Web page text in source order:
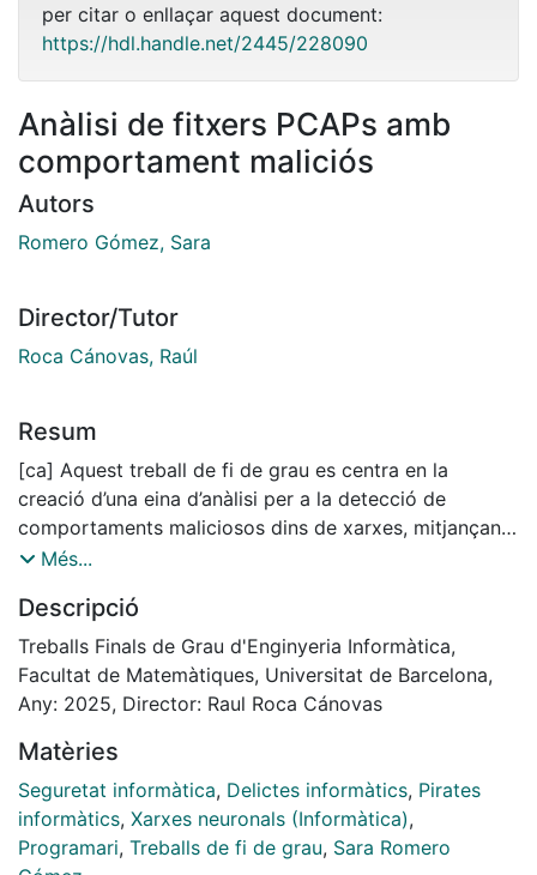
per citar o enllaçar aquest document:
https://hdl.handle.net/2445/228090
Anàlisi de fitxers PCAPs amb
comportament maliciós
Autors
Romero Gómez, Sara
Director/Tutor
Roca Cánovas, Raúl
Resum
[ca] Aquest treball de fi de grau es centra en la
creació d’una eina d’anàlisi per a la detecció de
comportaments maliciosos dins de xarxes, mitjançant
l’anàlisi de fitxers PCAP. Amb l’augment de les
eines eficaces per identificar i prevenir atacs com
escanejos de ports, atacs DDoS, exfiltració de dades i
altres comportaments sospitosos que poden
amenaçar la integritat d’una xarxa.
Per aquest motiu, l’objectiu principal d’aquest projecte
ha estat dissenyar i desenvolupar una eina que permeti
detectar de manera automàtica aquests
comportaments a partir de l’anàlisi de fitxers PCAP.
Més...
Descripció
Treballs Finals de Grau d'Enginyeria Informàtica,
Facultat de Matemàtiques, Universitat de Barcelona,
Any: 2025, Director: Raul Roca Cánovas
Matèries
Seguretat informàtica, Delictes informàtics, Pirates
informàtics, Xarxes neuronals (Informàtica),
Programari, Treballs de fi de grau, Sara Romero